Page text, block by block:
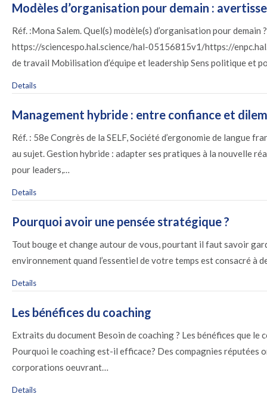
Modèles d’organisation pour demain :
Réf. :Mona Salem. Quel(s) modèle(s) d’organisation pour
https://sciencespo.hal.science/hal-05156815v1/https://
de travail Mobilisation d’équipe et leadership Sens politique et
Details
Management hybride : entre confiance et
Réf. : 58e Congrès de la SELF, Société d’ergonomie de
au sujet. Gestion hybride : adapter ses pratiques à la nouvelle
pour leaders,…
Details
Pourquoi avoir une pensée stratégique ?
Tout bouge et change autour de vous, pourtant il faut savoir
environnement quand l’essentiel de votre temps est consacré à
Details
Les bénéfices du coaching
Extraits du document Besoin de coaching ? Les bénéfices que
Pourquoi le coaching est-il efficace? Des compagnies
corporations oeuvrant…
Details